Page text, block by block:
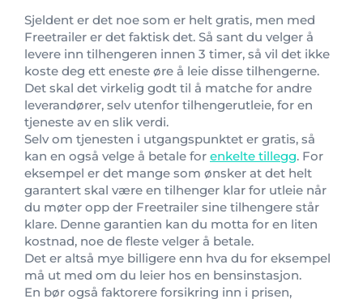
Sjeldent er det noe som er helt gratis, men med
Freetrailer er det faktisk det. Så sant du velger å
levere inn tilhengeren innen 3 timer, så vil det ikke
koste deg ett eneste øre å leie disse tilhengerne.
Det skal det virkelig godt til å matche for andre
leverandører, selv utenfor tilhengerutleie, for en
tjeneste av en slik verdi.
Selv om tjenesten i utgangspunktet er gratis, så
kan en også velge å betale for enkelte tillegg. For
eksempel er det mange som ønsker at det helt
garantert skal være en tilhenger klar for utleie når
du møter opp der Freetrailer sine tilhengere står
klare. Denne garantien kan du motta for en liten
kostnad, noe de fleste velger å betale.
Det er altså mye billigere enn hva du for eksempel
må ut med om du leier hos en bensinstasjon.
En bør også faktorere forsikring inn i prisen,